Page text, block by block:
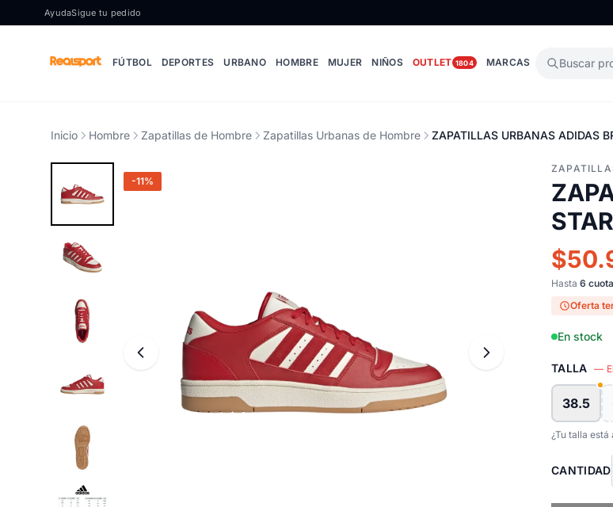
Ir al contenido
AyudaSigue tu pedido
FÚTBOL DEPORTES URBANO HOMBRE MUJER NIÑOS OUTLET 1804 MARCAS Buscar
Inicio Hombre Zapatillas de Hombre Zapatillas Urbanas de Hombre ZAPATILLAS URBANAS ADIDAS
-11%
Hasta 6
Oferta
En stock
TALLA —
38.5
¿Tu talla
CANTIDAD